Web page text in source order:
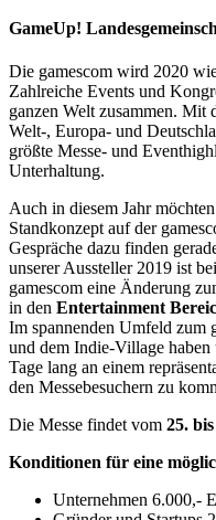
GameUp!
Die gamescom wird 2020
Zahlreiche Events und
ganzen Welt zusammen. Mit
Welt-, Europa- und
größte Messe- und
Unterhaltung.
Auch in diesem Jahr
Standkonzept auf der
Gespräche dazu finden
unserer Aussteller 2019 ist
gamescom eine Änderung
in den Entertainment
Im spannenden Umfeld zum
und dem Indie-Village
Tage lang an einem
den Messebesuchern zu
Die Messe findet vom 25.
Konditionen für eine
Unternehmen 6.000,-